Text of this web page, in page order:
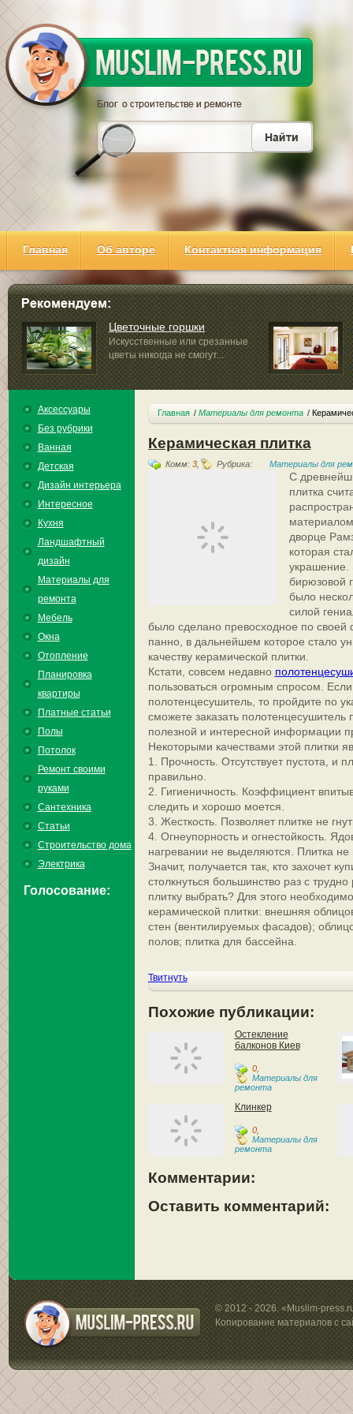
Главная Об авторе Контактная информация
Цветочные горшки
Искусственные или срезанные
цветы никогда не смогут...
деревянных...
Аксессуары
Без рубрики
Ванная
Детская
Дизайн интерьера
Интересное
Кухня
Ландшафтный
дизайн
Материалы для
ремонта
Мебель
Окна
Отопление
Планировка
квартиры
Платные статьи
Полы
Потолок
Ремонт своими
руками
Сантехника
Статьи
Строительство дома
Электрика
Голосование:
Главная Материалы для ремонта
Керамическая плитка
Комм: 3, Рубрика: Материалы для
С
плитка
дворце
которая
украшение.
бирюзовой
было
силой
было сделано превосходное по
панно, в дальнейшем которое стало
качеству керамической плитки.
Кстати, совсем недавно
пользоваться огромным спросом. Если
полотенцесушитель, то пройдите по
сможете заказать полотенцесушитель
полезной и интересной информации
Некоторыми качествами этой плитки
1. Прочность. Отсутствует пустота, и
правильно.
2. Гигиеничность. Коэффициент
следить и хорошо моется.
3. Жесткость. Позволяет плитке не
4. Огнеупорность и огнестойкость.
нагревании не выделяются. Плитка не
Значит, получается так, кто захочет
столкнуться большинство раз с
плитку выбрать? Для этого
керамической плитки: внешняя
стен (вентилируемых фасадов);
полов; плитка для бассейна.
Твитнуть
Похожие публикации:
Остекление
балконов Киев
0,
Материалы для
ремонта
Клинкер
0,
Материалы для
ремонта
Комментарии:
Оставить комментарий:
© 2012 - 2026. «Muslim-
Копирование материалов с